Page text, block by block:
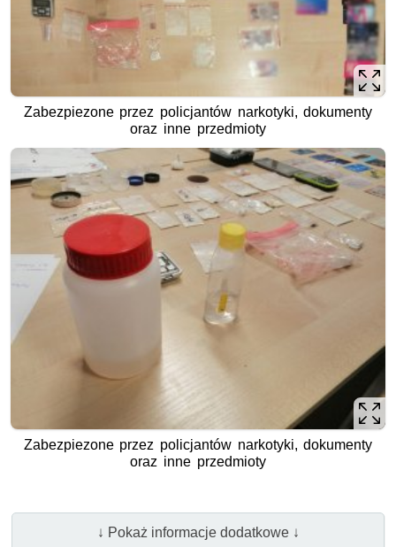
Zabezpiezone przez policjantów narkotyki, dokumenty
oraz inne przedmioty
Zabezpiezone przez policjantów narkotyki, dokumenty
oraz inne przedmioty
↓ Pokaż informacje dodatkowe ↓